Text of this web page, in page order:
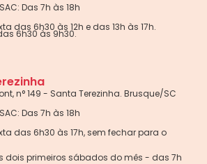
Das 7h às 18h
das 6h30 às 12h e das 13h às 17h.
6h30 às 9h30.
n° 149 - Santa Terezinha. Brusque/SC
Das 7h às 18h
das 6h30 às 17h, sem fechar para o
dois primeiros sábados do mês - das 7h